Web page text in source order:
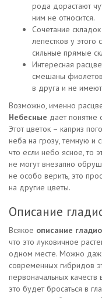
рода дорастают
ним не относится.
Сочетание
лепестков у этого
сильные прямые
Интересная
смешаны
в друга и не имеют
Возможно, именно
Небесные дает понятие
Этот цветок – каприз
неба на грозу, темную и
что если небо ясное, то
не могут внезапно
не особо верить, это
на другие цветы.
Описание
Всякое описание
что это луковичное
одном месте. Можно
современных гибридов
первоначальных
это будет бросаться в